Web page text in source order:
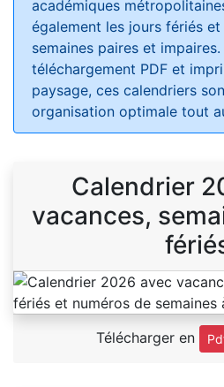
académiques
également les jours fériés
semaines paires et
téléchargement PDF et
paysage, ces calendriers
organisation optimale tout
Calendrier
vacances,
Télécharger en